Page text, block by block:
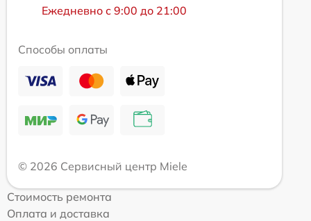
Ежедневно с 9:00 до 21:00
Способы оплаты
© 2026 Сервисный центр Miele
Стоимость ремонта
Оплата и доставка